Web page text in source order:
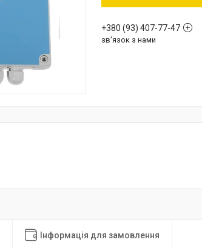
+380 (93) 407-77-47
зв'язок з нами
Інформація для замовлення